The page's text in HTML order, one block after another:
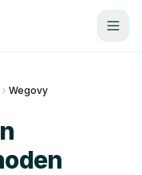
Wegovy